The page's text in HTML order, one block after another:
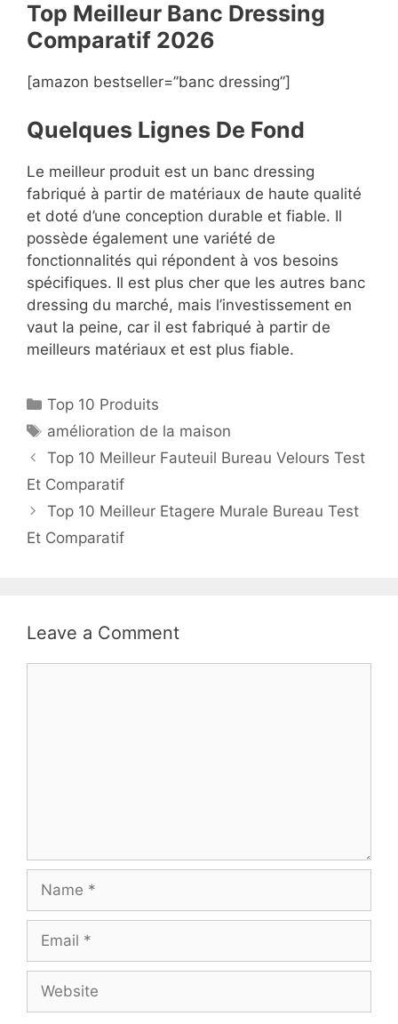
Top Meilleur Banc Dressing
Comparatif 2026
[amazon bestseller=”banc dressing”]
Quelques Lignes De Fond
Le meilleur produit est un banc dressing
fabriqué à partir de matériaux de haute qualité
et doté d’une conception durable et fiable. Il
possède également une variété de
fonctionnalités qui répondent à vos besoins
spécifiques. Il est plus cher que les autres banc
dressing du marché, mais l’investissement en
vaut la peine, car il est fabriqué à partir de
meilleurs matériaux et est plus fiable.
Top 10 Produits
amélioration de la maison
Top 10 Meilleur Fauteuil Bureau Velours Test
Et Comparatif
Top 10 Meilleur Etagere Murale Bureau Test
Et Comparatif
Leave a Comment